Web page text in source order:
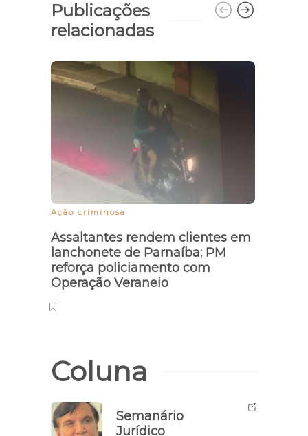
Publicações
relacionadas
Ação criminosa
Assaltantes rendem clientes em
lanchonete de Parnaíba; PM
reforça policiamento com
Operação Veraneio
Coluna
Semanário
Jurídico